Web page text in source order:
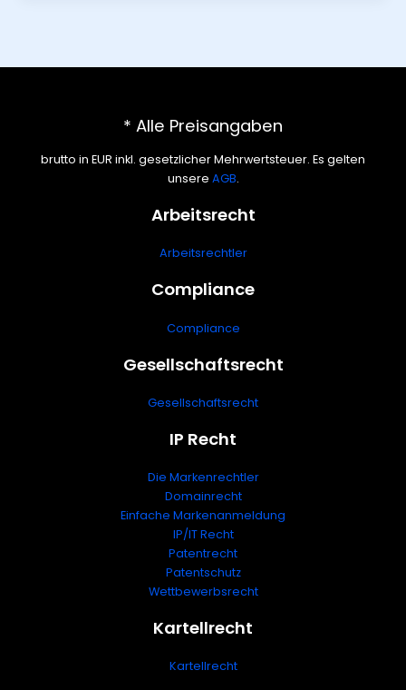
* Alle Preisangaben
brutto in EUR inkl. gesetzlicher Mehrwertsteuer. Es gelten
unsere AGB.
Arbeitsrecht
Arbeitsrechtler
Compliance
Compliance
Gesellschaftsrecht
Gesellschaftsrecht
IP Recht
Die Markenrechtler
Domainrecht
Einfache Markenanmeldung
IP/IT Recht
Patentrecht
Patentschutz
Wettbewerbsrecht
Kartellrecht
Kartellrecht